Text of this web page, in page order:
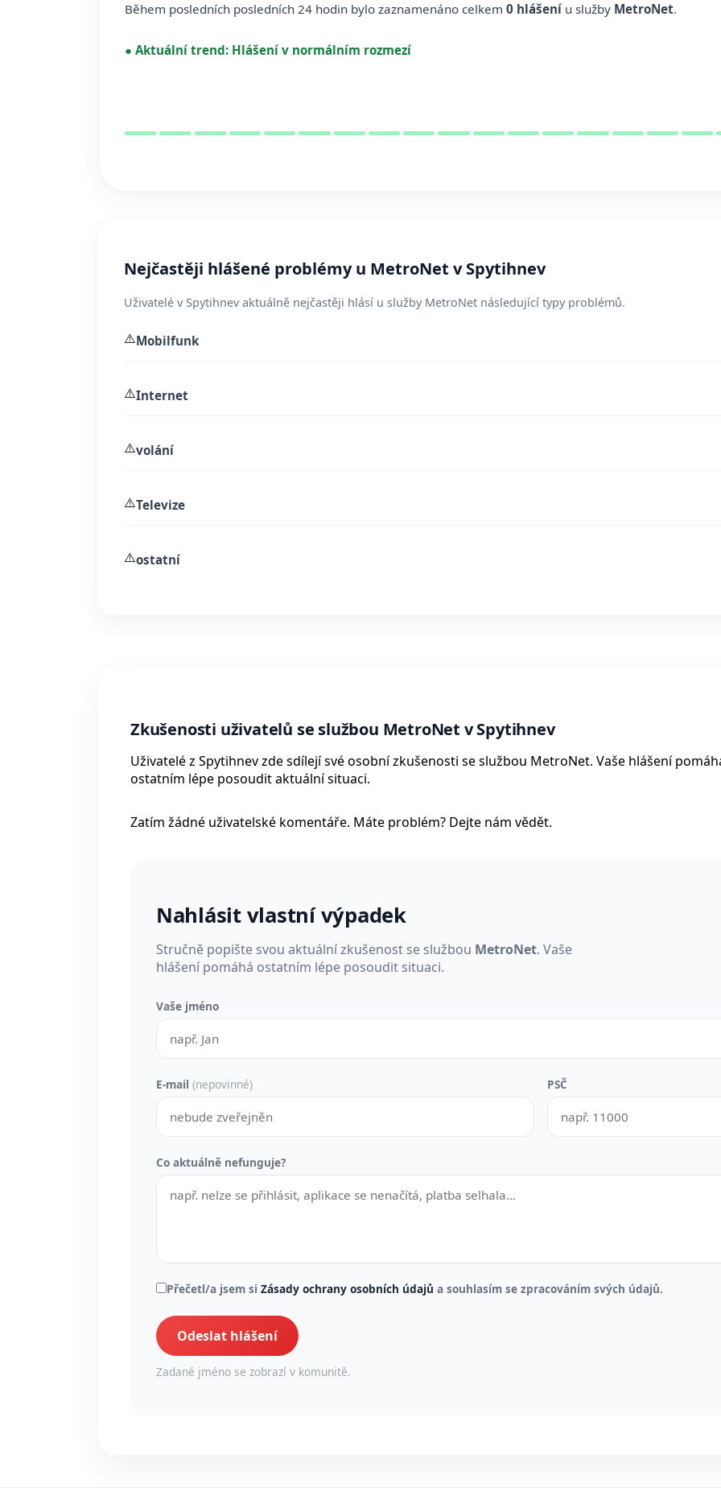
Během posledních posledních 24 hodin bylo zaznamenáno celkem 0 hlášení u služby MetroNet.
● Aktuální trend: Hlášení v normálním rozmezí
Nejčastěji hlášené problémy u MetroNet v Spytihnev
Uživatelé v Spytihnev aktuálně nejčastěji hlásí u služby MetroNet následující typy problémů.
⚠️Mobilfunk
⚠️Internet
⚠️volání
⚠️Televize
⚠️ostatní
Zkušenosti uživatelů se službou MetroNet v Spytihnev
Uživatelé z Spytihnev zde sdílejí své osobní zkušenosti se službou MetroNet. Vaše hlášení
ostatním lépe posoudit aktuální situaci.
Zatím žádné uživatelské komentáře. Máte problém? Dejte nám vědět.
Nahlásit vlastní výpadek
Stručně popište svou aktuální zkušenost se službou MetroNet. Vaše
hlášení pomáhá ostatním lépe posoudit situaci.
Vaše jméno
E-mail (nepovinné) PSČ
Co aktuálně nefunguje?
Přečetl/a jsem si Zásady ochrany osobních údajů a souhlasím se zpracováním svých údajů.
Odeslat hlášení
Zadané jméno se zobrazí v komunitě.